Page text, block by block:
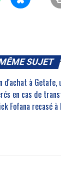
SUJET
d'achat à
en cas de
Fofana recasé